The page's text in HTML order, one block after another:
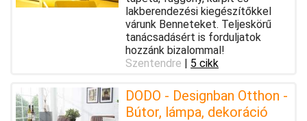
lakberendezési kiegészítőkkel
várunk Benneteket. Teljeskörű
tanácsadásért is forduljatok
hozzánk bizalommal!
Szentendre | 5 cikk
DODO - Designban Otthon -
Bútor, lámpa, dekoráció